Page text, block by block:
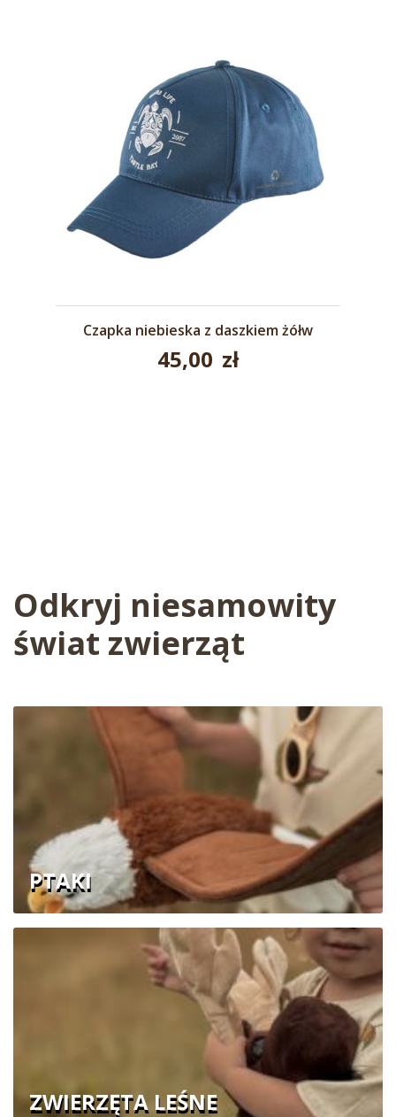
Czapka niebieska z daszkiem żółw
45,00 zł
Odkryj niesamowity
świat zwierząt
PTAKI
ZWIERZĘTA LEŚNE